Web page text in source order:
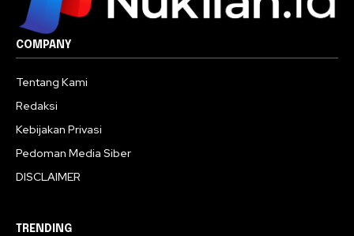
COMPANY
Tentang Kami
Redaksi
Kebijakan Privasi
Pedoman Media Siber
DISCLAIMER
TRENDING